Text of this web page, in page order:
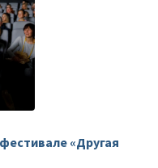
«Другая